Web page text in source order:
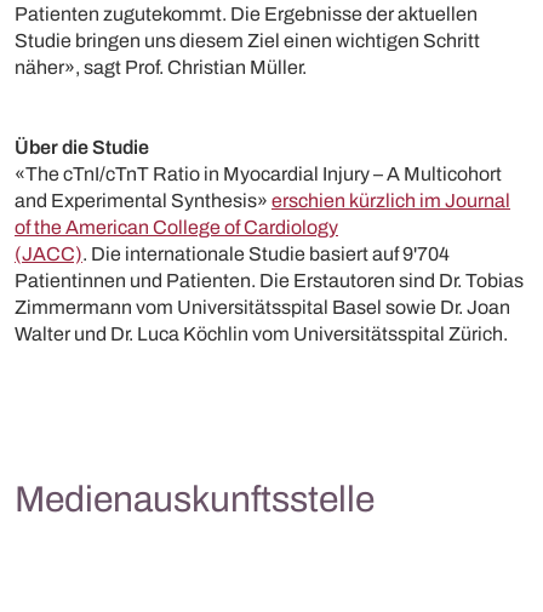
Patienten zugutekommt. Die Ergebnisse der aktuellen
Studie bringen uns diesem Ziel einen wichtigen Schritt
näher», sagt Prof. Christian Müller.
Über die Studie
«The cTnI/cTnT Ratio in Myocardial Injury – A Multicohort
and Experimental Synthesis» erschien kürzlich im Journal
of the American College of Cardiology
(JACC). Die internationale Studie basiert auf 9'704
Patientinnen und Patienten. Die Erstautoren sind Dr. Tobias
Zimmermann vom Universitätsspital Basel sowie Dr. Joan
Walter und Dr. Luca Köchlin vom Universitätsspital Zürich.
Medienauskunftsstelle